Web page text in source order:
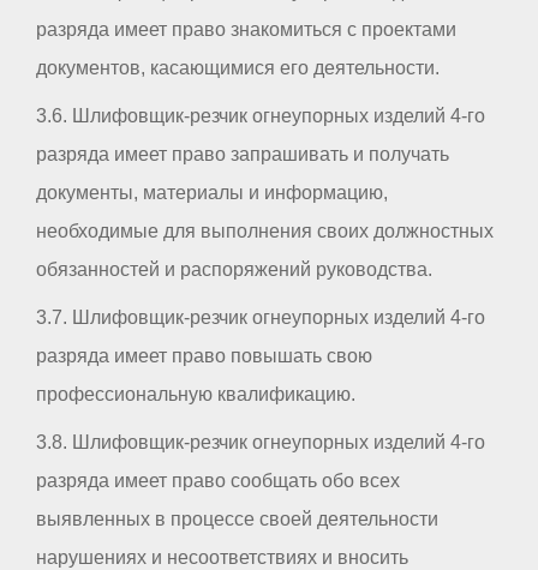
разряда имеет право знакомиться с проектами
документов, касающимися его деятельности.
3.6. Шлифовщик-резчик огнеупорных изделий 4-го
разряда имеет право запрашивать и получать
документы, материалы и информацию,
необходимые для выполнения своих должностных
обязанностей и распоряжений руководства.
3.7. Шлифовщик-резчик огнеупорных изделий 4-го
разряда имеет право повышать свою
профессиональную квалификацию.
3.8. Шлифовщик-резчик огнеупорных изделий 4-го
разряда имеет право сообщать обо всех
выявленных в процессе своей деятельности
нарушениях и несоответствиях и вносить